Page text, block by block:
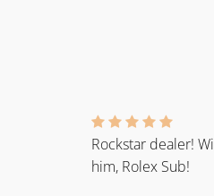
Rockstar dealer!
him, Rolex Sub!